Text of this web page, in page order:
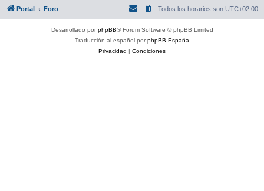
Portal Foro Todos los horarios son UTC+02:00
Desarrollado porphpBB® Forum Software © phpBB Limited
Traducción al español porphpBB España
Privacidad | Condiciones